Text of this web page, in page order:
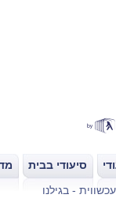
סיעודי בבית
- בגילנו